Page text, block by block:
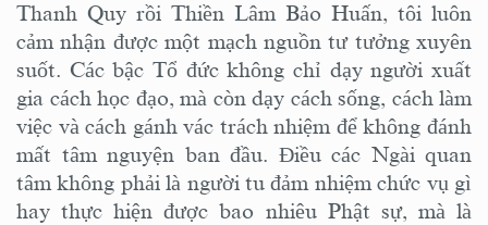
Thanh Quy rồi Thiền Lâm Bảo Huấn, tôi luôn
cảm nhận được một mạch nguồn tư tưởng xuyên
suốt. Các bậc Tổ đức không chỉ dạy người xuất
gia cách học đạo, mà còn dạy cách sống, cách làm
việc và cách gánh vác trách nhiệm để không đánh
mất tâm nguyện ban đầu. Điều các Ngài quan
tâm không phải là người tu đảm nhiệm chức vụ gì
hay thực hiện được bao nhiêu Phật sự, mà là